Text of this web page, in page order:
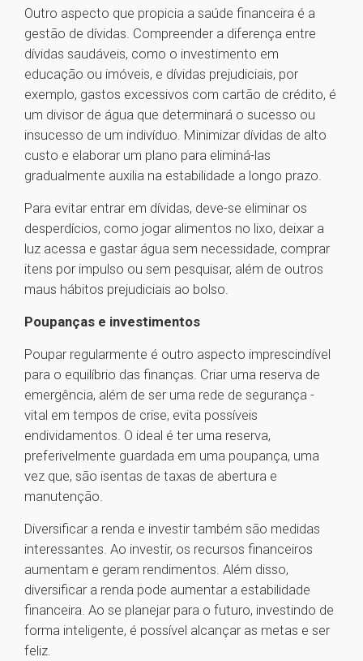
Outro aspecto que propicia a saúde financeira é a
gestão de dívidas. Compreender a diferença entre
dívidas saudáveis, como o investimento em
educação ou imóveis, e dívidas prejudiciais, por
exemplo, gastos excessivos com cartão de crédito, é
um divisor de água que determinará o sucesso ou
insucesso de um indivíduo. Minimizar dívidas de alto
custo e elaborar um plano para eliminá-las
gradualmente auxilia na estabilidade a longo prazo.
Para evitar entrar em dívidas, deve-se eliminar os
desperdícios, como jogar alimentos no lixo, deixar a
luz acessa e gastar água sem necessidade, comprar
itens por impulso ou sem pesquisar, além de outros
maus hábitos prejudiciais ao bolso.
Poupanças e investimentos
Poupar regularmente é outro aspecto imprescindível
para o equilíbrio das finanças. Criar uma reserva de
emergência, além de ser uma rede de segurança -
vital em tempos de crise, evita possíveis
endividamentos. O ideal é ter uma reserva,
preferivelmente guardada em uma poupança, uma
vez que, são isentas de taxas de abertura e
manutenção.
Diversificar a renda e investir também são medidas
interessantes. Ao investir, os recursos financeiros
aumentam e geram rendimentos. Além disso,
diversificar a renda pode aumentar a estabilidade
financeira. Ao se planejar para o futuro, investindo de
forma inteligente, é possível alcançar as metas e ser
feliz.